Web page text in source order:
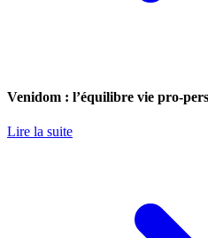
Venidom : l’équilibre vie pro-
Lire la suite